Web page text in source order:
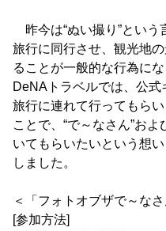
昨今は“ぬい撮り”という
旅行に同行させ、観光地
ることが一般的な行為に
DeNAトラベルでは、公式
旅行に連れて行ってもら
ことで、“で～なさん”お
いてもらいたいという想
しました。
＜「フォトオブザで～な
[参加方法]